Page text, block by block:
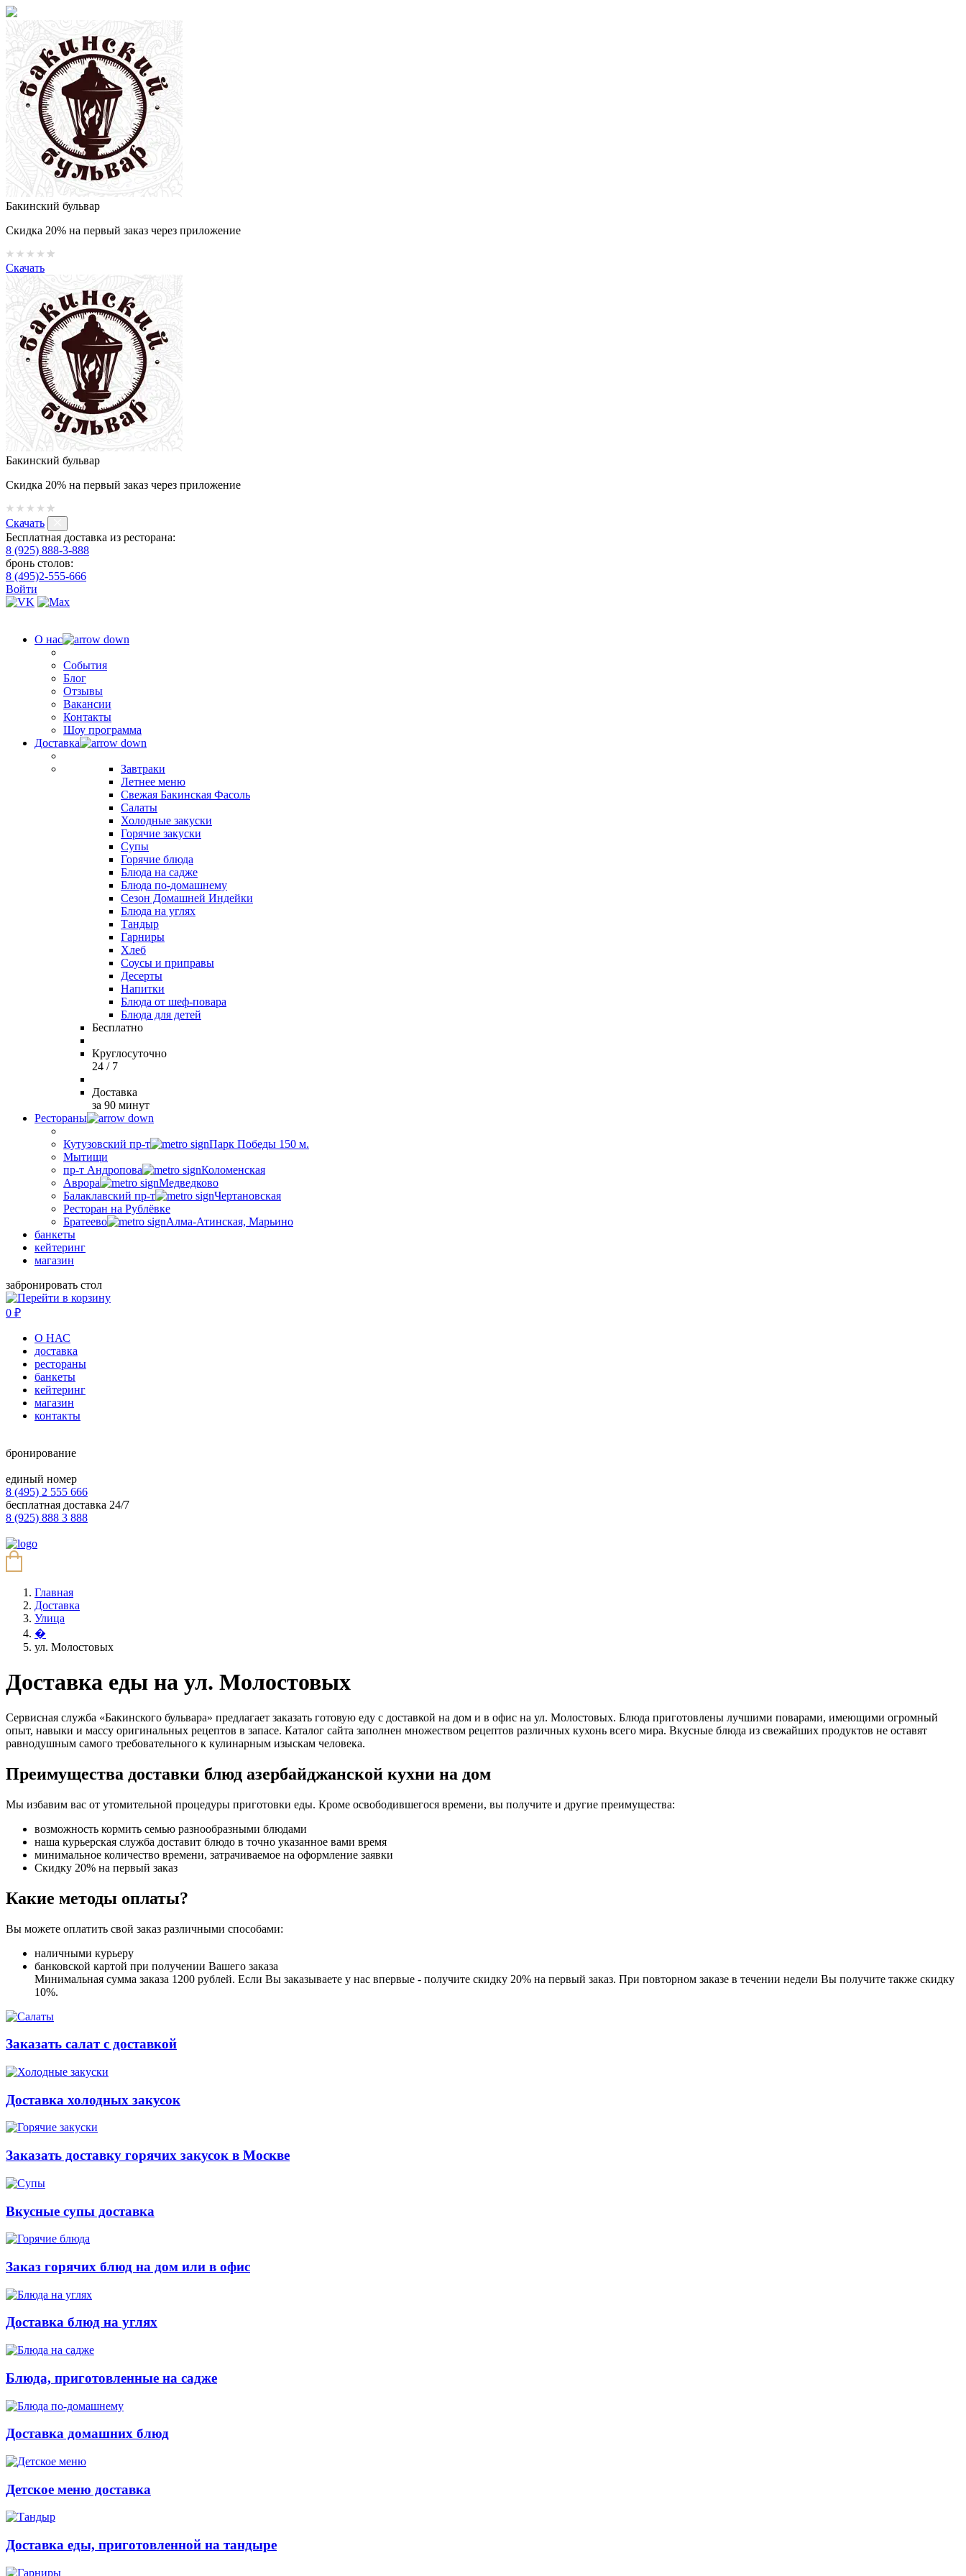
Бакинский бульвар
Скидка 20% на первый заказ через приложение
Скачать
Бакинский бульвар
Скидка 20% на первый заказ через приложение
Скачать
Бесплатная доставка из ресторана:
8 (925) 888-3-888
бронь столов:
8 (495)2-555-666
Войти
О нас
События
Блог
Отзывы
Вакансии
Контакты
Шоу программа
Доставка
Завтраки
Летнее меню
Свежая Бакинская Фасоль
Салаты
Холодные закуски
Горячие закуски
Супы
Горячие блюда
Блюда на садже
Блюда по-домашнему
Сезон Домашней Индейки
Блюда на углях
Тандыр
Гарниры
Хлеб
Соусы и приправы
Десерты
Напитки
Блюда от шеф-повара
Блюда для детей
Бесплатно
Круглосуточно
24 / 7
Доставка
за 90 минут
Рестораны
Кутузовский пр-т
Парк Победы 150 м.
Мытищи
пр-т Андропова
Коломенская
Аврора
Медведково
Балаклавский пр-т
Чертановская
Ресторан на Рублёвке
Братеево
Алма-Атинская, Марьино
банкеты
кейтеринг
магазин
забронировать стол
0 ₽
О НАС
доставка
рестораны
банкеты
кейтеринг
магазин
контакты
бронирование
единый номер
8 (495) 2 555 666
бесплатная доставка 24/7
8 (925) 888 3 888
Главная
Доставка
Улица
�
ул. Молостовых
Доставка еды на ул. Молостовых
Сервисная служба «Бакинского бульвара» предлагает заказать готовую еду с доставкой на дом и в офис на ул. Молостовых. Блюда приготовлены лучшими поварами, имеющими огромный
опыт, навыки и массу оригинальных рецептов в запасе. Каталог сайта заполнен множеством рецептов различных кухонь всего мира. Вкусные блюда из свежайших продуктов не оставят
равнодушным самого требовательного к кулинарным изыскам человека.
Преимущества доставки блюд азербайджанской кухни на дом
Мы избавим вас от утомительной процедуры приготовки еды. Кроме освободившегося времени, вы получите и другие преимущества:
возможность кормить семью разнообразными блюдами
наша курьерская служба доставит блюдо в точно указанное вами время
минимальное количество времени, затрачиваемое на оформление заявки
Скидку 20% на первый заказ
Какие методы оплаты?
Вы можете оплатить свой заказ различными способами:
наличными курьеру
банковской картой при получении Вашего заказа
Минимальная сумма заказа 1200 рублей. Если Вы заказываете у нас впервые - получите скидку 20% на первый заказ. При повторном заказе в течении недели Вы получите также скидку
10%.
Заказать салат с доставкой
Доставка холодных закусок
Заказать доставку горячих закусок в Москве
Вкусные супы доставка
Заказ горячих блюд на дом или в офис
Доставка блюд на углях
Блюда, приготовленные на садже
Доставка домашних блюд
Детское меню доставка
Доставка еды, приготовленной на тандыре